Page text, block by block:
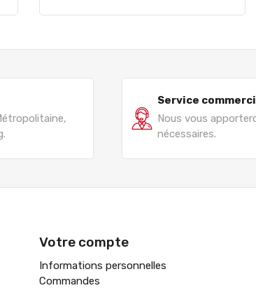
Service
Nous vous
nécessaires.
Votre compte
Informations personnelles
Commandes